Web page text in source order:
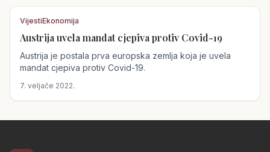
VijestiEkonomija
Austrija uvela mandat cjepiva protiv Covid-19
Austrija je postala prva europska zemlja koja je uvela
mandat cjepiva protiv Covid-19.
7. veljače 2022.